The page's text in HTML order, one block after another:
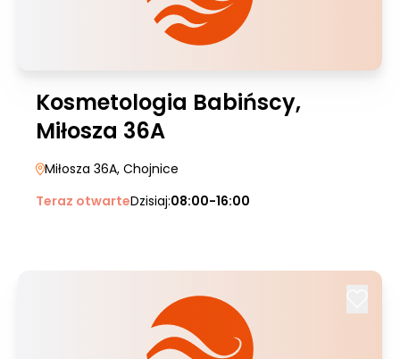
Kosmetologia Babińscy,
Miłosza 36A
Miłosza 36A, Chojnice
Teraz otwarteDzisiaj:08:00-16:00